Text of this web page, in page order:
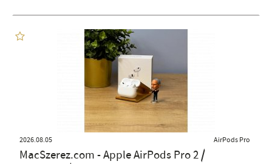
2026.08.05 AirPods Pro
MacSzerez.com - Apple AirPods Pro 2 /